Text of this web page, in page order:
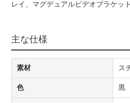
レイ、マグデュアルビデオブラケッ
主な仕様
素材 ス
色 黒